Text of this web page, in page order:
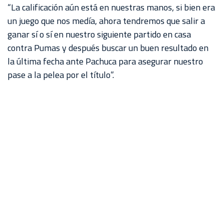
“La calificación aún está en nuestras manos, si bien era
un juego que nos medía, ahora tendremos que salir a
ganar sí o sí en nuestro siguiente partido en casa
contra Pumas y después buscar un buen resultado en
la última fecha ante Pachuca para asegurar nuestro
pase a la pelea por el título”.